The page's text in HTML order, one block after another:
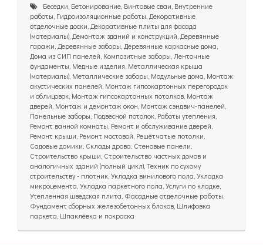
Беседки, Бетонирование, Винтовые сваи, Внутренние
работы, Гидроизоляционные работы, Декоративные
отделочные доски, Декоративные плиты для фасада
(материалы), Демонтаж зданий и конструкций, Деревянные
гаражи, Деревянные заборы, Деревянные каркасные дома,
Дома из СИП панелей, Композитные заборы, Ленточные
фундаменты, Медные изделия, Металлическая крыша
(материалы), Металлические заборы, Модульные дома, Монтаж
акустических панелей, Монтаж гипсокартонных перегородок
и облицовок, Монтаж гипсокартонных потолков, Монтаж
дверей, Монтаж и демонтаж окон, Монтаж сэндвич-панелей,
Панельные заборы, Подвесной потолок, Работы утепления,
Ремонт ванной комнаты, Ремонт и обслуживание дверей,
Ремонт крыши, Ремонт мостовой, Решётчатые потолки,
Садовые домики, Склады дрова, Стеновые панели,
Строительство крыши, Строительство частных домов и
аналогичных зданий (полный цикл), Техник по сухому
строительству - плотник, Укладка винилового пола, Укладка
микроцемента, Укладка паркетного пола, Услуги по кладке,
Утепленная шведская плита, Фасадные отделочные работы,
Фундамент сборных железобетонных блоков, Шлифовка
паркета, Шпаклёвка и покраска